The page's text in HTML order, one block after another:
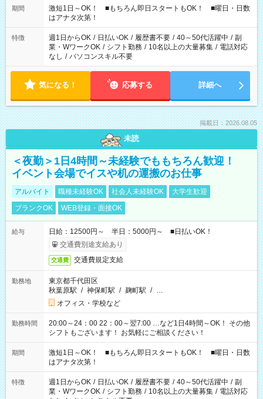
期間
激短1日～OK！ ■もちろん即日スタートもOK！ ■曜日・日数
はアナタ次第！
特徴 週1日からOK / 日払いOK / 履歴書不要 / 40～50代活躍中 / 副
業・WワークOK / シフト勤務 / 10名以上の大量募集 / 電話対応
なし / パソコンスキル不要
気になる！ 応募する 詳細へ
掲載日：2026.08.05
未読
＜夜勤＞1日4時間～未経験でももちろん歓迎！
イベント会場でイスや机の運搬のお仕事
アルバイト 職種未経験OK 社会人未経験OK
大学生歓迎
ブランクOK
WEB登録・面接OK
給与
日給：12500円～ 半日：5000円～ ■日払いOK！
交通費別途支給あり
交通費 交通費規定支給
勤務地
東京都千代田区
秋葉原駅 / 神保町駅 / 麹町駅 / …
オフィス・学校など
勤務時間
20:00～24：00 22：00～翌7:00 …など1日4時間～OK！ その他
シフトもございます！ お気軽にご相談ください！
期間
激短1日～OK！ ■もちろん即日スタートもOK！ ■曜日・日数
はアナタ次第！
特徴 週1日からOK / 日払いOK / 履歴書不要 / 40～50代活躍中 / 副
業・WワークOK / シフト勤務 / 10名以上の大量募集 / 電話対応